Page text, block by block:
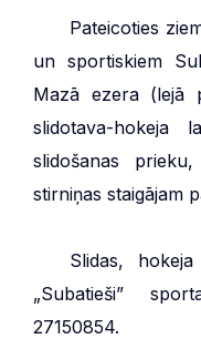
Pateicoties
un sportiskiem
Mazā ezera (lejā
slidotava-hokeja
slidošanas
stirniņas staigājam
Slidas,
„Subatieši”
27150854.